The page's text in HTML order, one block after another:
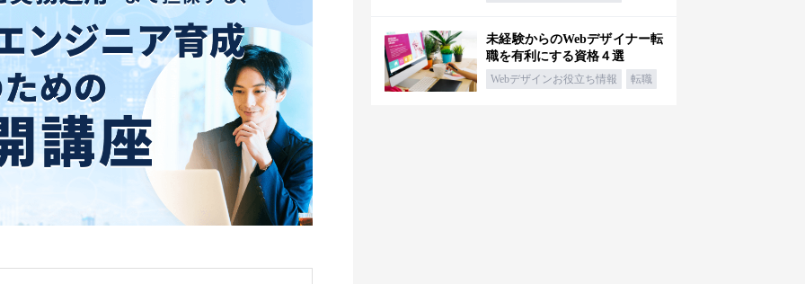
未経験からのWebデザイナー転
職を有利にする資格４選
Webデザインお役立ち情報 転職